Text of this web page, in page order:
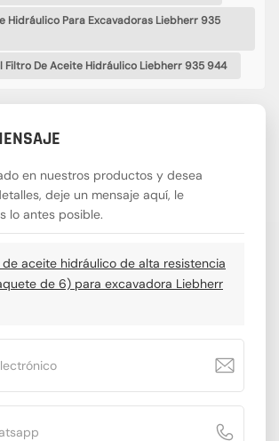
Hidráulico Para Excavadoras Liebherr 935
Filtro De Aceite Hidráulico Liebherr 935 944
en nuestros productos y desea
deje un mensaje aquí, le
lo antes posible.
de aceite hidráulico de alta resistencia
de 6) para excavadora Liebherr